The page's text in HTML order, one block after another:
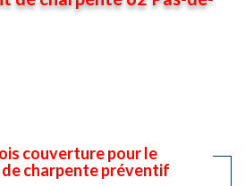
couverture pour le
charpente préventif